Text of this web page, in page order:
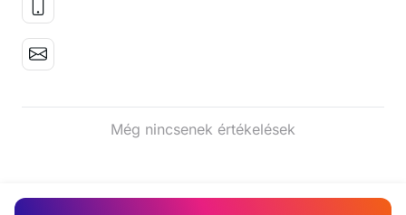
Még nincsenek értékelések